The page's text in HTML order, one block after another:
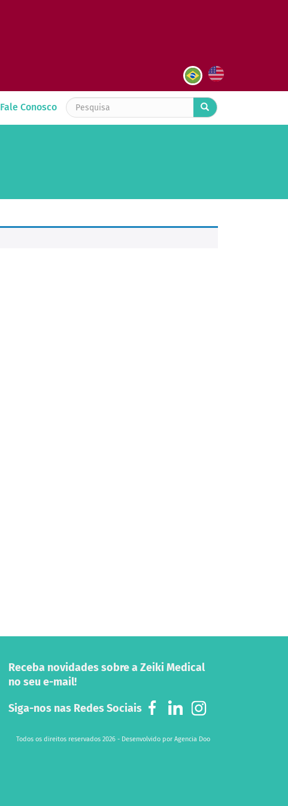
Fale Conosco
Receba novidades sobre a Zeiki Medical
no seu e-mail!
Siga-nos nas Redes Sociais
Todos os direitos reservados 2026 - Desenvolvido por Agencia Doo